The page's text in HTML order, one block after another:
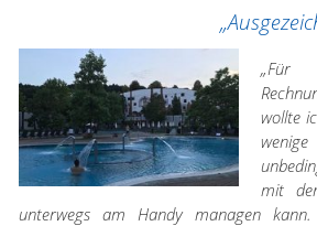
„Für
wollte
mit
unterwegs am Handy managen